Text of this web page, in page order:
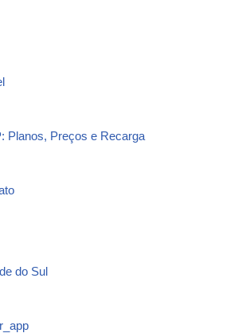
Planos, Preços e Recarga
do Sul